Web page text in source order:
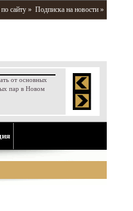
сайту » Подписка на новости »
от основных
пар в Новом